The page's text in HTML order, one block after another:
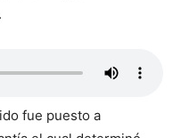
fue puesto a